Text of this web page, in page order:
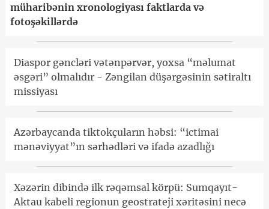
müharibənin xronologiyası faktlarda və
fotoşəkillərdə
Diaspor gəncləri vətənpərvər, yoxsa “məlumat
əsgəri” olmalıdır - Zəngilan düşərgəsinin sətiraltı
missiyası
Azərbaycanda tiktokçuların həbsi: “ictimai
mənəviyyat”ın sərhədləri və ifadə azadlığı
Xəzərin dibində ilk rəqəmsal körpü: Sumqayıt-
Aktau kabeli regionun geostrateji xəritəsini necə